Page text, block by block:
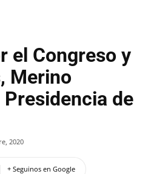
el Congreso y
Merino
de
2020
+ Seguinos en Google